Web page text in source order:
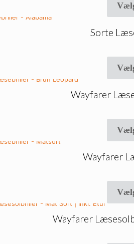
Sorte
Wayfarer
Wayfarer
Wayfarer